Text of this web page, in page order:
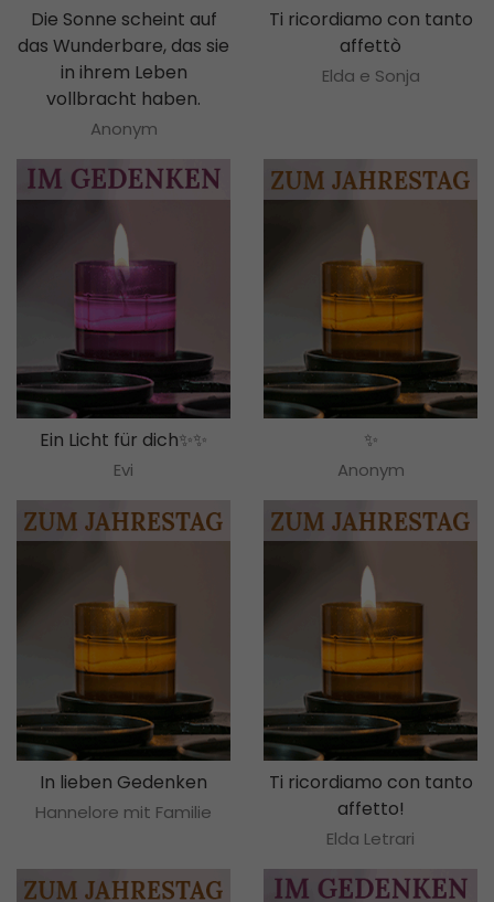
Die Sonne scheint auf
das Wunderbare, das sie
in ihrem Leben
vollbracht haben.
Anonym
Ti ricordiamo con tanto
affettò
Elda e Sonja
Ein Licht für dich✨✨
Evi
✨
Anonym
In lieben Gedenken
Hannelore mit Familie
Ti ricordiamo con tanto
affetto!
Elda Letrari